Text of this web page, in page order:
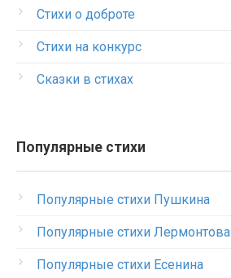
Стихи о доброте
Стихи на конкурс
Сказки в стихах
Популярные стихи
Популярные стихи Пушкина
Популярные стихи Лермонтова
Популярные стихи Есенина